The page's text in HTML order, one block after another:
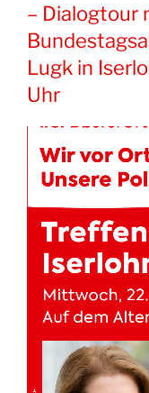
– Dialogtour
Lugk in
Uhr